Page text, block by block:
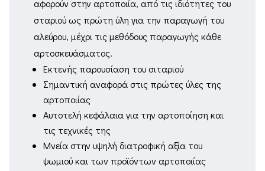
αφορούν στην αρτοποιία, από τις ιδιότητες του
σταριού ως πρώτη ύλη για την παραγωγή του
αλεύρου, μέχρι τις μεθόδους παραγωγής κάθε
αρτοσκευάσματος.
Εκτενής παρουσίαση του σιταριού
Σημαντική αναφορά στις πρώτες ύλες της
αρτοποιίας
Αυτοτελή κεφάλαια για την αρτοποίηση και
τις τεχνικές της
Μνεία στην υψηλή διατροφική αξία του
ψωμιού και των προϊόντων αρτοποιίας